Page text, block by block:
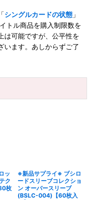
シングルカードの状態 」
トル商品を購入制限数を
は可能ですが、公平性を
います。あしからずご了
ッ
ク
枚
※新品サプライ※ ブシロ
ードスリーブコレクショ
ン オーバースリーブ
(BSLC-004)【60枚入